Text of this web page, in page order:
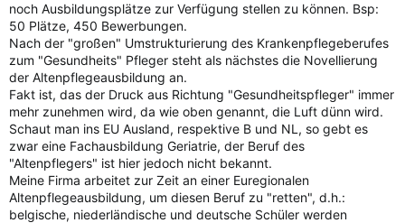
noch Ausbildungsplätze zur Verfügung stellen zu können. Bsp:
50 Plätze, 450 Bewerbungen.
Nach der "großen" Umstrukturierung des Krankenpflegeberufes
zum "Gesundheits" Pfleger steht als nächstes die Novellierung
der Altenpflegeausbildung an.
Fakt ist, das der Druck aus Richtung "Gesundheitspfleger" immer
mehr zunehmen wird, da wie oben genannt, die Luft dünn wird.
Schaut man ins EU Ausland, respektive B und NL, so gebt es
zwar eine Fachausbildung Geriatrie, der Beruf des
"Altenpflegers" ist hier jedoch nicht bekannt.
Meine Firma arbeitet zur Zeit an einer Euregionalen
Altenpflegeausbildung, um diesen Beruf zu "retten", d.h.:
belgische, niederländische und deutsche Schüler werden